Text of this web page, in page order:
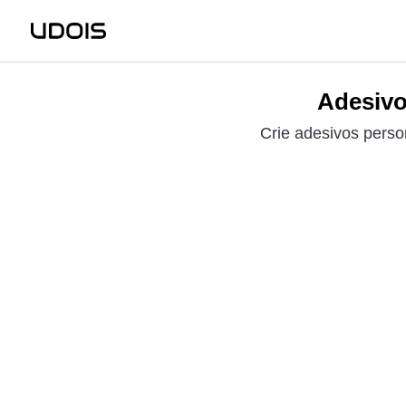
Crie adesivos